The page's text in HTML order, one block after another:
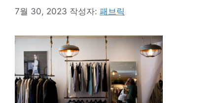
7월 30, 2023 작성자: 패브릭